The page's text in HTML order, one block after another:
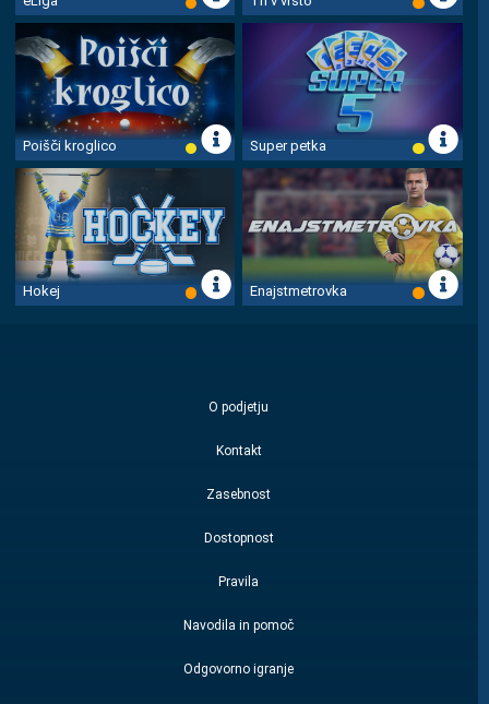
Poišči kroglico Super petka
Hokej Enajstmetrovka
O podjetju
Kontakt
Zasebnost
Dostopnost
Pravila
Navodila in pomoč
Odgovorno igranje